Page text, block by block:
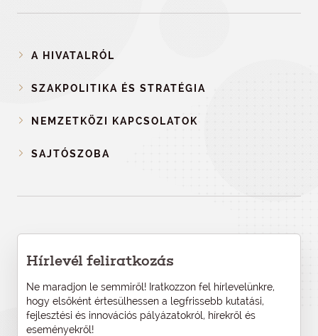
A HIVATALRÓL
SZAKPOLITIKA ÉS STRATÉGIA
NEMZETKÖZI KAPCSOLATOK
SAJTÓSZOBA
Hírlevél feliratkozás
Ne maradjon le semmiről! Iratkozzon fel hírlevelünkre,
hogy elsőként értesülhessen a legfrissebb kutatási,
fejlesztési és innovációs pályázatokról, hírekről és
eseményekről!